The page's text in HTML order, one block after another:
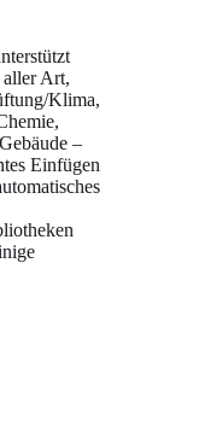
aller Art,
Klima,
–
Einfügen